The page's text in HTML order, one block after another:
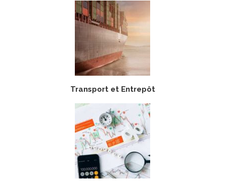
Transport et Entrepôt